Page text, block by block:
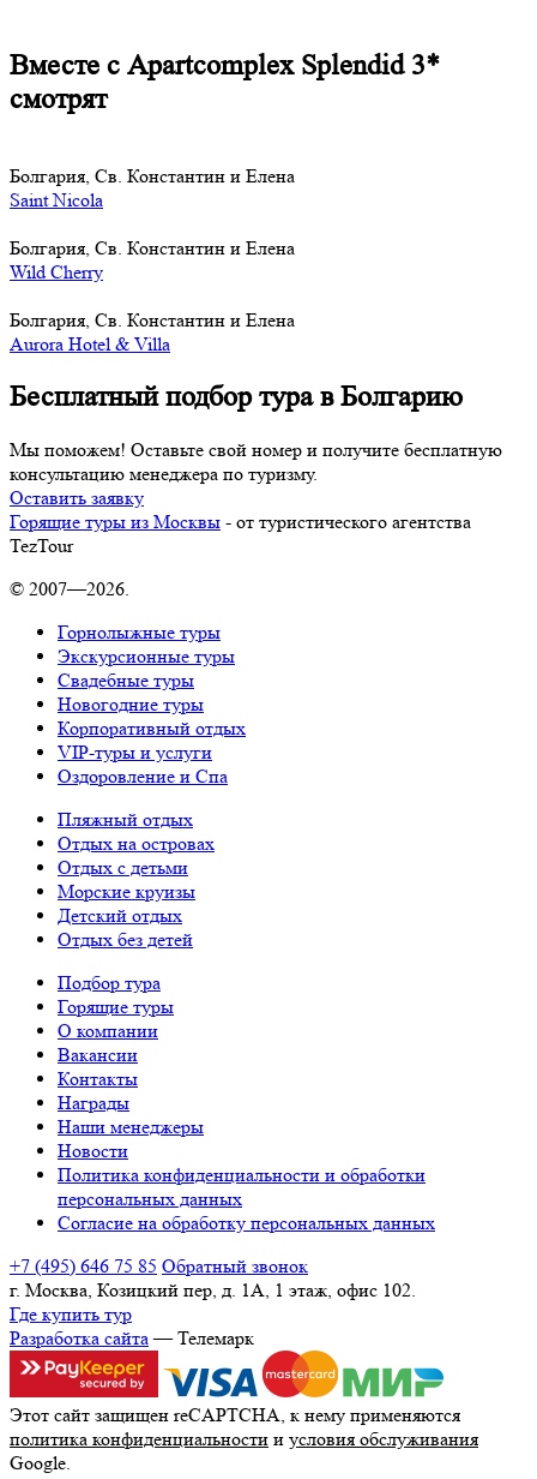
Вместе с Apartcomplex Splendid 3*
смотрят
Болгария, Св. Константин и Елена
Saint Nicola
Болгария, Св. Константин и Елена
Wild Cherry
Болгария, Св. Константин и Елена
Aurora Hotel & Villa
Бесплатный подбор тура в Болгарию
Мы поможем! Оставьте свой номер и получите бесплатную
консультацию менеджера по туризму.
Оставить заявку
Горящие туры из Москвы - от туристического агентства
TezTour
© 2007—2026.
Горнолыжные туры
Экскурсионные туры
Свадебные туры
Новогодние туры
Корпоративный отдых
VIP-туры и услуги
Оздоровление и Спа
Пляжный отдых
Отдых на островах
Отдых с детьми
Морские круизы
Детский отдых
Отдых без детей
Подбор тура
Горящие туры
О компании
Вакансии
Контакты
Награды
Наши менеджеры
Новости
Политика конфиденциальности и обработки
персональных данных
Согласие на обработку персональных данных
+7 (495) 646 75 85 Обратный звонок
г. Москва, Козицкий пер, д. 1А, 1 этаж, офис 102.
Где купить тур
Разработка сайта— Телемарк
Этот сайт защищен reCAPTCHA, к нему применяются
политика конфиденциальности и условия обслуживания
Google.